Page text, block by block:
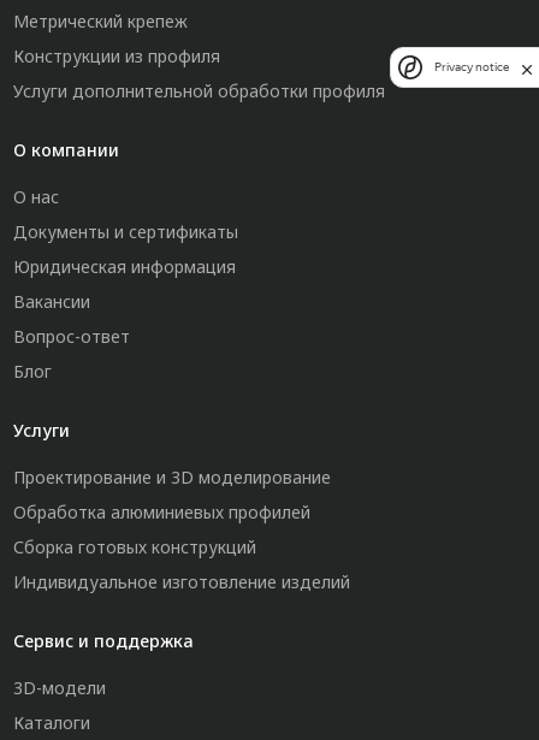
Метрический крепеж
Конструкции из профиля
Услуги дополнительной обработки профиля
О компании
О нас
Документы и сертификаты
Юридическая информация
Вакансии
Вопрос-ответ
Блог
Услуги
Проектирование и 3D моделирование
Обработка алюминиевых профилей
Сборка готовых конструкций
Индивидуальное изготовление изделий
Сервис и поддержка
3D-модели
Каталоги
Privacy notice